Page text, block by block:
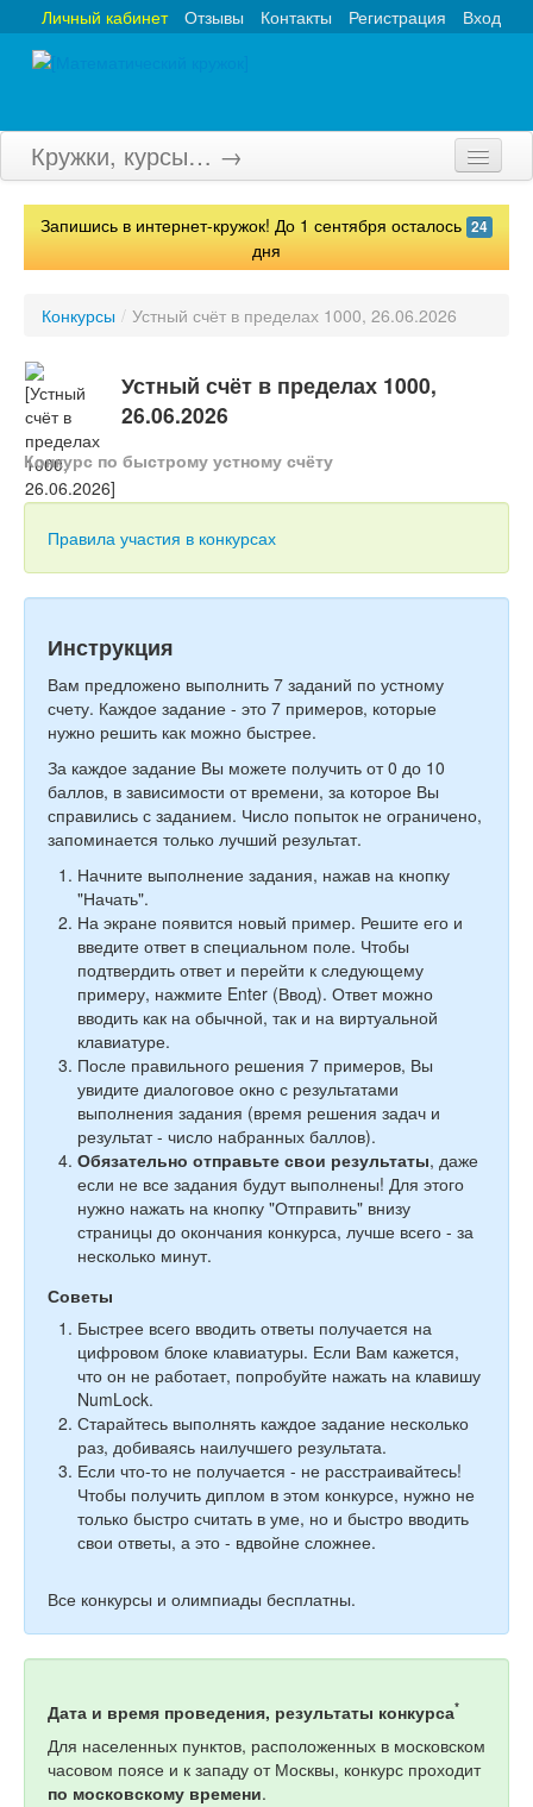
Вход
Регистрация
Контакты
Отзывы
Личный кабинет
Кружки, курсы… →
Главная
Турниры
Конкурсы
Вебинары
Тесты
Учитель
Запишись в интернет-кружок! До 1 сентября осталось 24
дня
Конкурсы / Устный счёт в пределах 1000, 26.06.2026
Устный счёт в пределах 1000,
26.06.2026
Конкурс по быстрому устному счёту
Правила участия в конкурсах
Инструкция
Вам предложено выполнить 7 заданий по устному
счету. Каждое задание - это 7 примеров, которые
нужно решить как можно быстрее.
За каждое задание Вы можете получить от 0 до 10
баллов, в зависимости от времени, за которое Вы
справились с заданием. Число попыток не ограничено,
запоминается только лучший результат.
Начните выполнение задания, нажав на кнопку
"Начать".
На экране появится новый пример. Решите его и
введите ответ в специальном поле. Чтобы
подтвердить ответ и перейти к следующему
примеру, нажмите Enter (Ввод). Ответ можно
вводить как на обычной, так и на виртуальной
клавиатуре.
После правильного решения 7 примеров, Вы
увидите диалоговое окно с результатами
выполнения задания (время решения задач и
результат - число набранных баллов).
Обязательно отправьте свои результаты, даже
если не все задания будут выполнены! Для этого
нужно нажать на кнопку "Отправить" внизу
страницы до окончания конкурса, лучше всего - за
несколько минут.
Советы
Быстрее всего вводить ответы получается на
цифровом блоке клавиатуры. Если Вам кажется,
что он не работает, попробуйте нажать на клавишу
NumLock.
Старайтесь выполнять каждое задание несколько
раз, добиваясь наилучшего результата.
Если что-то не получается - не расстраивайтесь!
Чтобы получить диплом в этом конкурсе, нужно не
только быстро считать в уме, но и быстро вводить
свои ответы, а это - вдвойне сложнее.
Все конкурсы и олимпиады бесплатны.
Дата и время проведения, результаты конкурса*
Для населенных пунктов, расположенных в московском
часовом поясе и к западу от Москвы, конкурс проходит
по московскому времени.